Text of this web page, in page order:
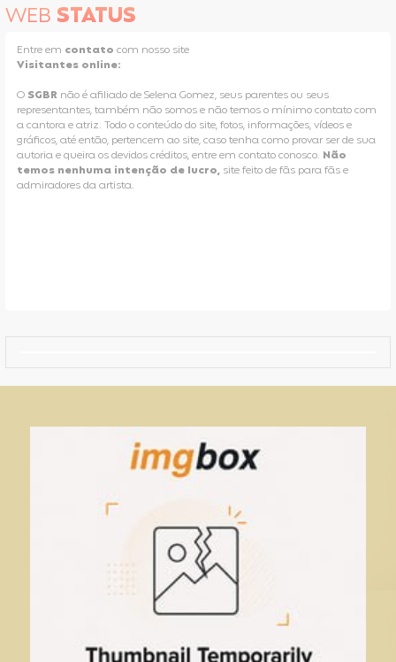
WEB STATUS
Entre em contato com nosso site
Visitantes online:
O SGBR não é afiliado de Selena Gomez, seus parentes ou seus
representantes, também não somos e não temos o mínimo contato com
a cantora e atriz. Todo o conteúdo do site, fotos, informações, vídeos e
gráficos, até então, pertencem ao site, caso tenha como provar ser de sua
autoria e queira os devidos créditos, entre em contato conosco. Não
temos nenhuma intenção de lucro, site feito de fãs para fãs e
admiradores da artista.